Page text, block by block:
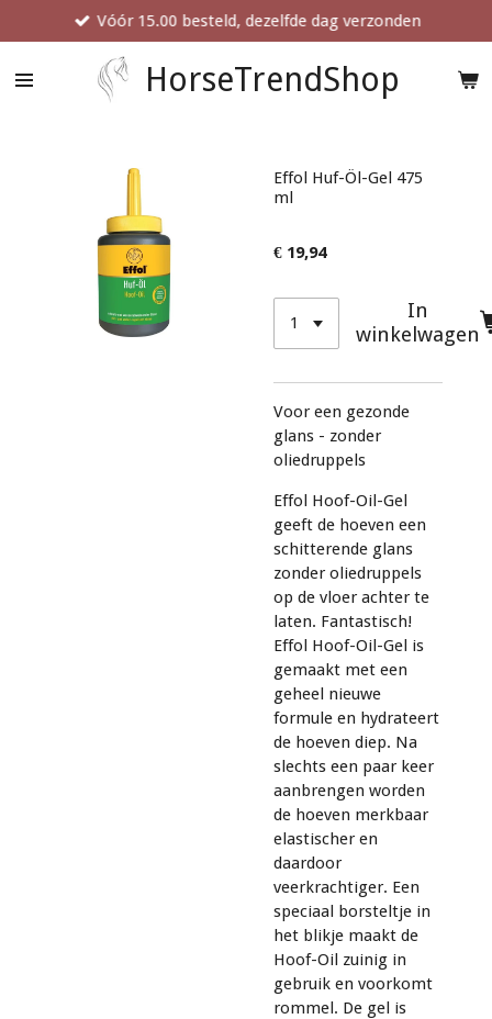
direct
naar
HorseTrendShop
Vóór 15.00 besteld, dezelfde dag verzonden
Effol Huf-Öl-Gel 475
ml
€ 19,94
In
winkelwagen
Voor een gezonde
glans - zonder
oliedruppels
Effol Hoof-Oil-Gel
geeft de hoeven een
schitterende glans
zonder oliedruppels
op de vloer achter te
laten. Fantastisch!
Effol Hoof-Oil-Gel is
gemaakt met een
geheel nieuwe
formule en hydrateert
de hoeven diep. Na
slechts een paar keer
aanbrengen worden
de hoeven merkbaar
elastischer en
daardoor
veerkrachtiger. Een
speciaal borsteltje in
het blikje maakt de
Hoof-Oil zuinig in
gebruik en voorkomt
rommel. De gel is